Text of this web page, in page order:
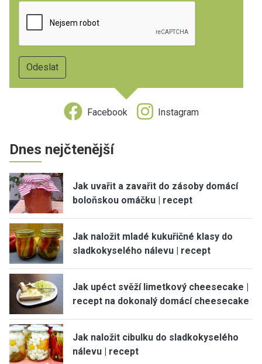
Facebook Instagram
Dnes nejčtenější
Jak uvařit a zavařit do zásoby domácí
boloňskou omáčku | recept
Jak naložit mladé kukuřičné klasy do
sladkokyselého nálevu | recept
Jak upéct svěží limetkový cheesecake |
recept na dokonalý domácí cheesecake
Jak naložit cibulku do sladkokyselého
nálevu | recept